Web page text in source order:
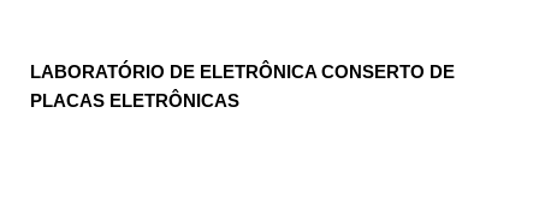
LABORATÓRIO DE ELETRÔNICA CONSERTO DE
PLACAS ELETRÔNICAS